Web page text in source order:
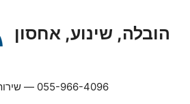
הובלה, שינוע, אחסון
055-966-4096 — שירות טלפוני